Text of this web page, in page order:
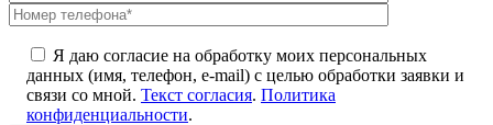
Я даю согласие на обработку моих персональных
данных (имя, телефон, e-mail) с целью обработки заявки и
связи со мной. Текст согласия. Политика
конфиденциальности.